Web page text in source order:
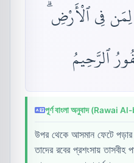
فِى ٱلْأَرْضِ
ٱلرَّحِيمُ
পূর্ণ বাংলা অনুবাদ (Rawai
উপর থেকে আসমান ফেটে
তাদের রবের প্রশংসায় তাসবীহ